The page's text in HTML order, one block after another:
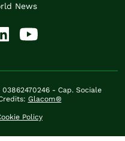
News
- Cap. Sociale
Glacom®
Policy